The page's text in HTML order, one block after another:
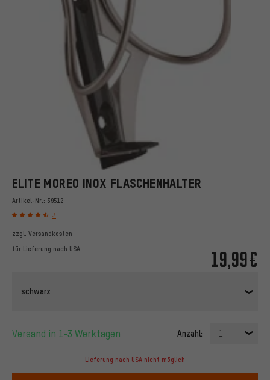
ELITE MOREO INOX FLASCHENHALTER
Artikel-Nr.: 39512
3
19,99€
zzgl. Versandkosten
für Lieferung nach USA
schwarz
Versand in 1-3 Werktagen Anzahl: 1
Lieferung nach USA nicht möglich